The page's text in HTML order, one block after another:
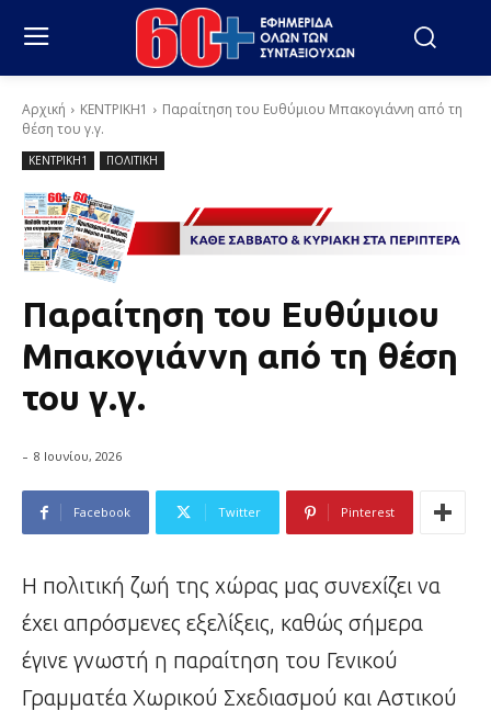
Αρχική ΚΕΝΤΡΙΚΗ1
Παραίτηση του Ευθύμιου Μπακογιάννη από τη
θέση του γ.γ.
ΚΕΝΤΡΙΚΗ1 ΠΟΛΙΤΙΚΗ
Παραίτηση του Ευθύμιου
Μπακογιάννη από τη θέση
του γ.γ.
- 8 Ιουνίου, 2026
Facebook Twitter Pinterest
Η πολιτική ζωή της χώρας μας συνεχίζει να
έχει απρόσμενες εξελίξεις, καθώς σήμερα
έγινε γνωστή η παραίτηση του Γενικού
Γραμματέα Χωρικού Σχεδιασμού και Αστικού